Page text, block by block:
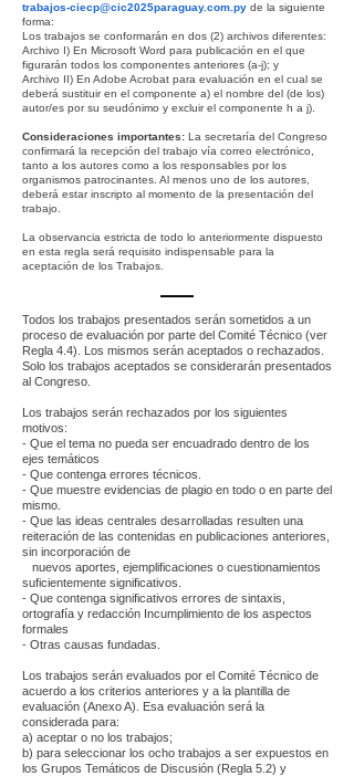
trabajos-ciecp@cic2025paraguay.com.py de la siguiente
forma:
Los trabajos se conformarán en dos (2) archivos diferentes:
Archivo I) En Microsoft Word para publicación en el que
figurarán todos los componentes anteriores (a-j); y
Archivo II) En Adobe Acrobat para evaluación en el cual se
deberá sustituir en el componente a) el nombre del (de los)
autor/es por su seudónimo y excluir el componente h a j).
Consideraciones importantes: La secretaría del Congreso
confirmará la recepción del trabajo vía correo electrónico,
tanto a los autores como a los responsables por los
organismos patrocinantes. Al menos uno de los autores,
deberá estar inscripto al momento de la presentación del
trabajo.
La observancia estricta de todo lo anteriormente dispuesto
en esta regla será requisito indispensable para la
aceptación de los Trabajos.
Todos los trabajos presentados serán sometidos a un
proceso de evaluación por parte del Comité Técnico (ver
Regla 4.4). Los mismos serán aceptados o rechazados.
Solo los trabajos aceptados se considerarán presentados
al Congreso.
Los trabajos serán rechazados por los siguientes
motivos:
- Que el tema no pueda ser encuadrado dentro de los
ejes temáticos
- Que contenga errores técnicos.
- Que muestre evidencias de plagio en todo o en parte del
mismo.
- Que las ideas centrales desarrolladas resulten una
reiteración de las contenidas en publicaciones anteriores,
sin incorporación de
nuevos aportes, ejemplificaciones o cuestionamientos
suficientemente significativos.
- Que contenga significativos errores de sintaxis,
ortografía y redacción Incumplimiento de los aspectos
formales
- Otras causas fundadas.
Los trabajos serán evaluados por el Comité Técnico de
acuerdo a los criterios anteriores y a la plantilla de
evaluación (Anexo A). Esa evaluación será la
considerada para:
a) aceptar o no los trabajos;
b) para seleccionar los ocho trabajos a ser expuestos en
los Grupos Temáticos de Discusión (Regla 5.2) y